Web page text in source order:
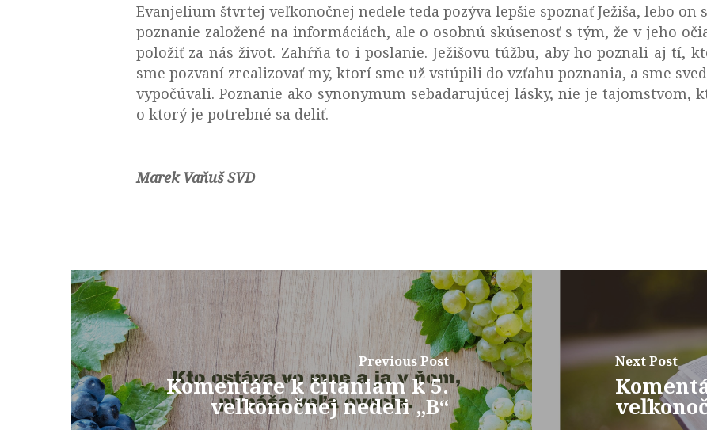
Evanjelium štvrtej veľkonočnej nedele teda pozýva lepšie spoznať Ježiša, lebo on
poznanie založené na informáciách, ale o osobnú skúsenosť s tým, že v jeho
položiť za nás život. Zahŕňa to i poslanie. Ježišovu túžbu, aby ho poznali aj tí,
sme pozvaní zrealizovať my, ktorí sme už vstúpili do vzťahu poznania, a sme
vypočúvali. Poznanie ako synonymum sebadarujúcej lásky, nie je tajomstvom,
o ktorý je potrebné sa deliť.
Marek Vaňuš SVD
Previous Post
Komentáre k čítaniam k 5.
veľkonočnej nedeli „B“
Next Post